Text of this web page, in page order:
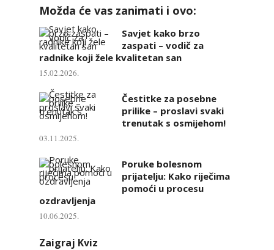
Možda će vas zanimati i ovo:
Savjet kako brzo
zaspati – vodič za
radnike koji žele kvalitetan san
15.02.2026.
Čestitke za posebne
prilike – proslavi svaki
trenutak s osmijehom!
03.11.2025.
Poruke bolesnom
prijatelju: Kako riječima
pomoći u procesu
ozdravljenja
10.06.2025.
Zaigraj Kviz